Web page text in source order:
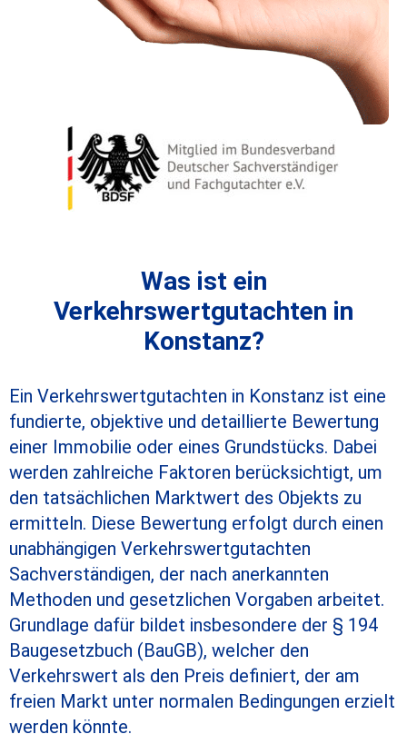
Was ist ein
Verkehrswertgutachten in
Konstanz?
Ein Verkehrswertgutachten in Konstanz ist eine
fundierte, objektive und detaillierte Bewertung
einer Immobilie oder eines Grundstücks. Dabei
werden zahlreiche Faktoren berücksichtigt, um
den tatsächlichen Marktwert des Objekts zu
ermitteln. Diese Bewertung erfolgt durch einen
unabhängigen Verkehrswertgutachten
Sachverständigen, der nach anerkannten
Methoden und gesetzlichen Vorgaben arbeitet.
Grundlage dafür bildet insbesondere der § 194
Baugesetzbuch (BauGB), welcher den
Verkehrswert als den Preis definiert, der am
freien Markt unter normalen Bedingungen erzielt
werden könnte.